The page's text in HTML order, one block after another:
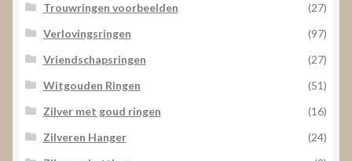
Trouwringen voorbeelden
(27)
Verlovingsringen
(97)
Vriendschapsringen
(27)
Witgouden Ringen
(51)
Zilver met goud ringen
(16)
Zilveren Hanger
(24)